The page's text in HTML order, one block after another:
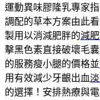
運動異味膠隆乳專家
調配的草本方案由此
製用以消減肥胖的減
擊黑色素直接破壞毛
的服務瘦小腿的價格並
用有效減少牙齦出血
的選擇！安排熱療與